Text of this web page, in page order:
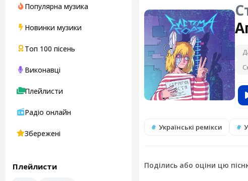
Популярна музика
Новинки музики
Топ 100 пісень
Виконавці
Плейлисти
Радіо онлайн
Збережені
Плейлисти
Українські ремікси
Поділись або оціни цю